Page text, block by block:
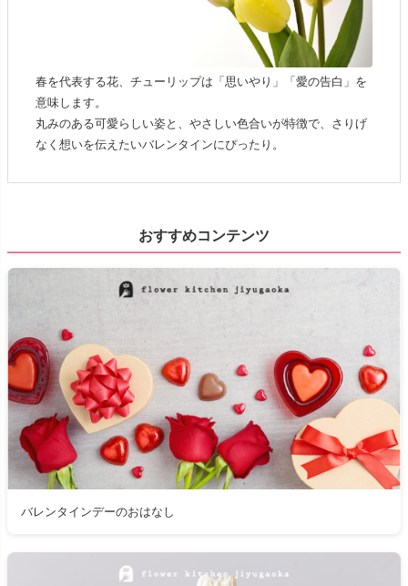
春を代表する花、チューリップは「思いやり」「愛の告白」を
意味します。
丸みのある可愛らしい姿と、やさしい色合いが特徴で、さりげ
なく想いを伝えたいバレンタインにぴったり。
おすすめコンテンツ
バレンタインデーのおはなし